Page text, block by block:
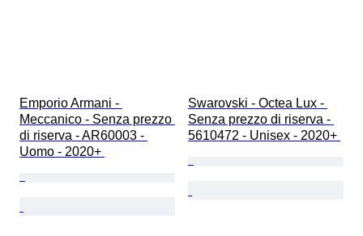
Emporio Armani -
Meccanico - Senza prezzo
di riserva - AR60003 -
Uomo - 2020+
Swarovski - Octea Lux -
Senza prezzo di riserva -
5610472 - Unisex - 2020+